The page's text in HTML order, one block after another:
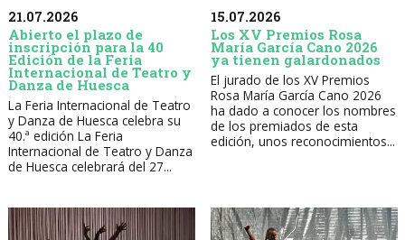
21.07.2026
Abierto el plazo de
inscripción para la 40
Edición de la Feria
Internacional de Teatro y
Danza de Huesca
La Feria Internacional de Teatro
y Danza de Huesca celebra su
40.ª edición La Feria
Internacional de Teatro y Danza
de Huesca celebrará del 27...
15.07.2026
Los XV Premios Rosa
María García Cano 2026
ya tienen galardonados
El jurado de los XV Premios
Rosa María García Cano 2026
ha dado a conocer los nombres
de los premiados de esta
edición, unos reconocimientos...